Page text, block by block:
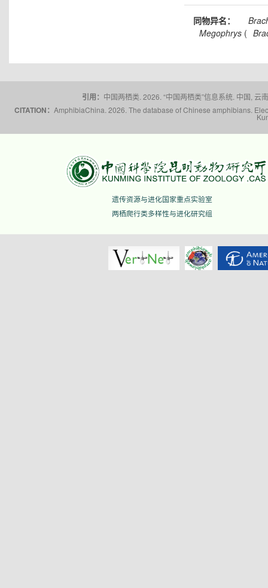
同物异名：
Megophrys(
引用： 中国两栖类. 2026. “中国两栖类”信息系统. 中国,
CITATION： AmphibiaChina. 2026. The database of Chinese amphibians.
遗传资源与进化国家重点实验室
两栖爬行类多样性与进化研究组